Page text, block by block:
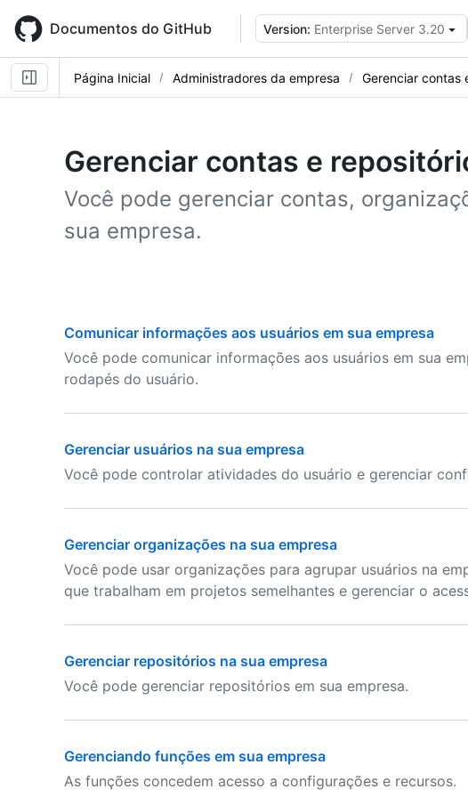
main
content
Documentos do GitHub Version: Enterprise Server 3.20
Página Inicial Administradores da empresa Gerenciar contas
Gerenciar contas e
Você pode gerenciar contas,
sua empresa.
Comunicar informações aos usuários em sua empresa
Você pode comunicar informações aos usuários em sua
rodapés do usuário.
Gerenciar usuários na sua empresa
Você pode controlar atividades do usuário e gerenciar
Gerenciar organizações na sua empresa
Você pode usar organizações para agrupar usuários na
que trabalham em projetos semelhantes e gerenciar o
Gerenciar repositórios na sua empresa
Você pode gerenciar repositórios em sua empresa.
Gerenciando funções em sua empresa
As funções concedem acesso a configurações e recursos.